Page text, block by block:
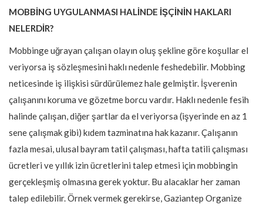
MOBBİNG UYGULANMASI HALİNDE İŞÇİNİN HAKLARI
NELERDİR?
Mobbinge uğrayan çalışan olayın oluş şekline göre koşullar el
veriyorsa iş sözleşmesini haklı nedenle feshedebilir. Mobbing
neticesinde iş ilişkisi sürdürülemez hale gelmiştir. İşverenin
çalışanını koruma ve gözetme borcu vardır. Haklı nedenle fesih
halinde çalışan, diğer şartlar da el veriyorsa (işyerinde en az 1
sene çalışmak gibi) kıdem tazminatına hak kazanır. Çalışanın
fazla mesai, ulusal bayram tatil çalışması, hafta tatili çalışması
ücretleri ve yıllık izin ücretlerini talep etmesi için mobbingin
gerçekleşmiş olmasına gerek yoktur. Bu alacaklar her zaman
talep edilebilir. Örnek vermek gerekirse, Gaziantep Organize